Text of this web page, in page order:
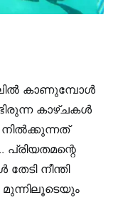
കാണുമ്പോൾ
കാഴ്ചകൾ
നീന്തി